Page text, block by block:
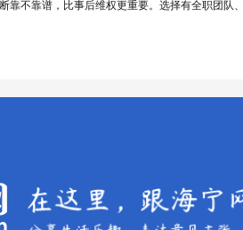
断靠不靠谱，比事后维权更重要。选择有全职团